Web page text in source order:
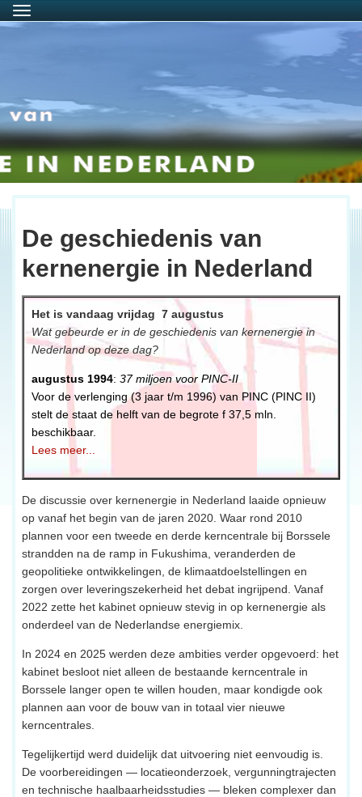
Menu
De geschiedenis van
kernenergie in Nederland
Het is vandaag vrijdag  7 augustus
Wat gebeurde er in de geschiedenis van kernenergie in
Nederland op deze dag?
augustus 1994: 37 miljoen voor PINC-II
Voor de verlenging (3 jaar t/m 1996) van PINC (PINC II)
stelt de staat de helft van de begrote f 37,5 mln.
beschikbaar.
Lees meer...
De discussie over kernenergie in Nederland laaide opnieuw
op vanaf het begin van de jaren 2020. Waar rond 2010
plannen voor een tweede en derde kerncentrale bij Borssele
strandden na de ramp in Fukushima, veranderden de
geopolitieke ontwikkelingen, de klimaatdoelstellingen en
zorgen over leveringszekerheid het debat ingrijpend. Vanaf
2022 zette het kabinet opnieuw stevig in op kernenergie als
onderdeel van de Nederlandse energiemix.
In 2024 en 2025 werden deze ambities verder opgevoerd: het
kabinet besloot niet alleen de bestaande kerncentrale in
Borssele langer open te willen houden, maar kondigde ook
plannen aan voor de bouw van in totaal vier nieuwe
kerncentrales.
Tegelijkertijd werd duidelijk dat uitvoering niet eenvoudig is.
De voorbereidingen — locatieonderzoek, vergunningtrajecten
en technische haalbaarheidsstudies — bleken complexer dan